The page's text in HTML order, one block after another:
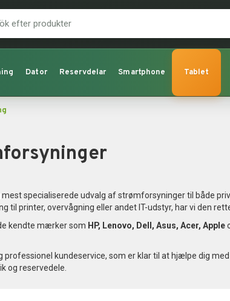
Dator Reservdelar Smartphone Tablet
specialiserede udvalg af strømforsyninger til både
printer, overvågning eller andet IT-udstyr, har vi den
kendte mærker som HP, Lenovo, Dell, Asus, Acer, Apple
professionel kundeservice, som er klar til at hjælpe dig
og reservedele.